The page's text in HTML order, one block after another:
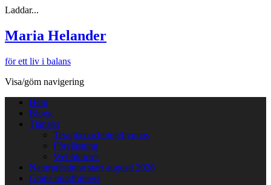
Laddar...
Maria Helander
för ett liv i balans
Visa/göm navigering
Hem
Blogg
Tjänster
Terapi/coachning/hypnos
Föreläsning
Webbkurser
Naturprästinna start augusti 2026
Gratis mindfulness